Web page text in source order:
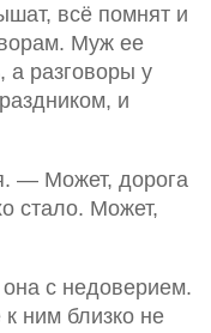
всё помнят и
Муж ее
а разговоры у
и
— Может, дорога
стало. Может,
с недоверием.
ним близко не